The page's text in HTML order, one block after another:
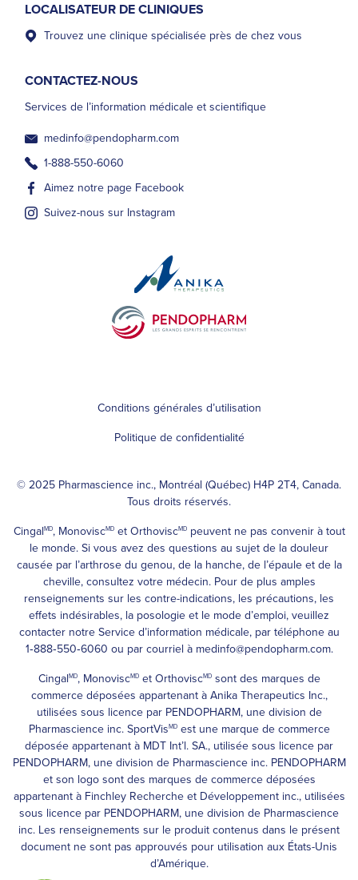
LOCALISATEUR DE CLINIQUES
Trouvez une clinique spécialisée près de chez vous
CONTACTEZ-NOUS
Services de l’information médicale et scientifique
medinfo@pendopharm.com
1-888-550-6060
Aimez notre page Facebook
Suivez-nous sur Instagram
Conditions générales d’utilisation
Politique de confidentialité
© 2025 Pharmascience inc., Montréal (Québec) H4P 2T4, Canada.
Tous droits réservés.
Cingal MD, MonoviscMDet OrthoviscMDpeuvent ne pas convenir à tout
le monde. Si vous avez des questions au sujet de la douleur
causée par l’arthrose du genou, de la hanche, de l’épaule et de la
cheville, consultez votre médecin. Pour de plus amples
renseignements sur les contre-indications, les précautions, les
effets indésirables, la posologie et le mode d’emploi, veuillez
contacter notre Service d’information médicale, par téléphone au
1‑888‑550‑6060 ou par courriel à medinfo@pendopharm.com.
Cingal MD, MonoviscMDet OrthoviscMDsont des marques de
commerce déposées appartenant à Anika Therapeutics Inc.,
utilisées sous licence par PENDOPHARM, une division de
Pharmascience inc. SportVis MDest une marque de commerce
déposée appartenant à MDT Int’l. SA., utilisée sous licence par
PENDOPHARM, une division de Pharmascience inc. PENDOPHARM
et son logo sont des marques de commerce déposées
appartenant à Finchley Recherche et Développement inc., utilisées
sous licence par PENDOPHARM, une division de Pharmascience
inc. Les renseignements sur le produit contenus dans le présent
document ne sont pas approuvés pour utilisation aux États-Unis
d’Amérique.